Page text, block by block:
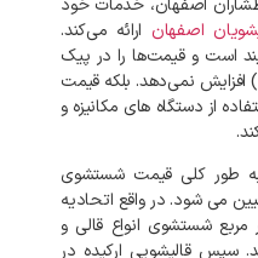
اصفهان ارائه می‌کند.
است و قیمت‌ها را در پیک‌
افزایش نمی‌دهد. بلکه قیمت
از دستگاه های مکانیزه و
به طور کلی قیمت شستشوی
می شود. در واقع اتحادیه
شستشوی انواع قالی و
قالیشویی ارکیده در